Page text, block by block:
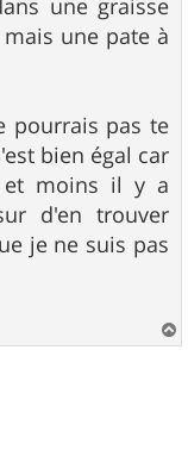
une graisse
une pate à
pourrais pas te
bien égal car
et moins il y a
d'en trouver
je ne suis pas
a